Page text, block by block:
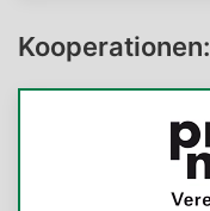
Kooperationen: